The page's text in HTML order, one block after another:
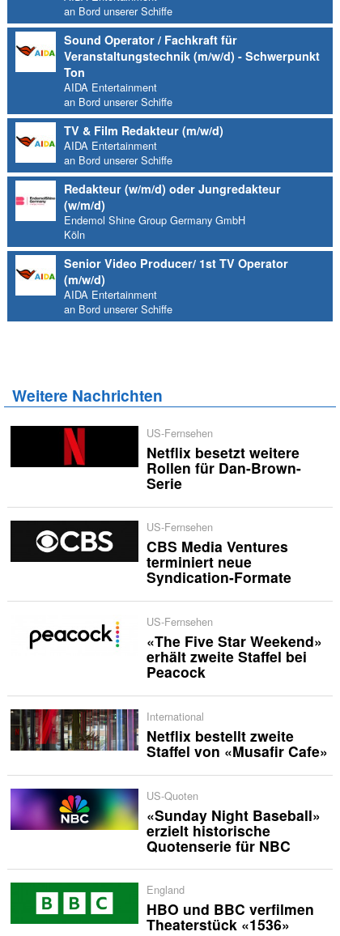
an Bord unserer Schiffe
Sound Operator / Fachkraft für
Veranstaltungstechnik (m/w/d) - Schwerpunkt
Ton
AIDA Entertainment
an Bord unserer Schiffe
TV & Film Redakteur (m/w/d)
AIDA Entertainment
an Bord unserer Schiffe
Redakteur (w/m/d) oder Jungredakteur
(w/m/d)
Endemol Shine Group Germany GmbH
Köln
Senior Video Producer/ 1st TV Operator
(m/w/d)
AIDA Entertainment
an Bord unserer Schiffe
Weitere Nachrichten
US-Fernsehen
Netflix besetzt weitere
Rollen für Dan-Brown-
Serie
US-Fernsehen
CBS Media Ventures
terminiert neue
Syndication-Formate
US-Fernsehen
«The Five Star Weekend»
erhält zweite Staffel bei
Peacock
International
Netflix bestellt zweite
Staffel von «Musafir Cafe»
US-Quoten
«Sunday Night Baseball»
erzielt historische
Quotenserie für NBC
England
HBO und BBC verfilmen
Theaterstück «1536»